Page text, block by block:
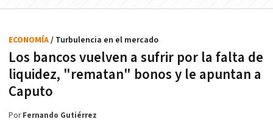
Los bancos vuelven a sufrir por la falta de
liquidez, "rematan" bonos y le apuntan a
Caputo
ECONOMÍA/ Turbulencia en el mercado
PorFernando Gutiérrez